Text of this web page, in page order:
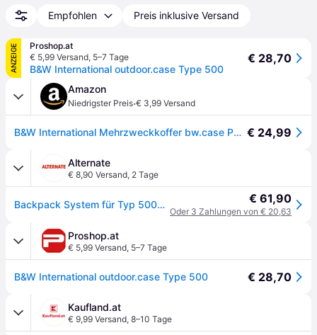
Empfohlen Preis inklusive Versand
ANZEIGE
Proshop.at
€ 5,99 Versand, 5–7 Tage
B&W International outdoor.case Type 500
€ 28,70
Amazon
Niedrigster Preis·€ 3,99 Versand
B&W International Mehrzweckkoffer bw.case PP.23 Typ 500 Schwarz – Leerkoffer – wasserdicht (IP67), staubdicht, schlagfest, extrem robust € 24,99
Alternate
€ 8,90 Versand, 2 Tage
Backpack System für Typ 5000/5500/6000, Trageriemen € 61,90
Oder 3 Zahlungen von € 20,63
Proshop.at
€ 5,99 Versand, 5–7 Tage
B&W International outdoor.case Type 500 € 28,70
Kaufland.at
€ 9,99 Versand, 8–10 Tage